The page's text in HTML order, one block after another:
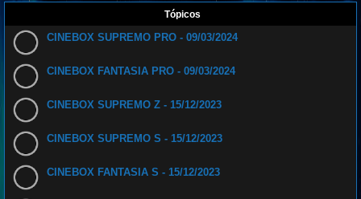
Tópicos
CINEBOX SUPREMO PRO - 09/03/2024
CINEBOX FANTASIA PRO - 09/03/2024
CINEBOX SUPREMO Z - 15/12/2023
CINEBOX SUPREMO S - 15/12/2023
CINEBOX FANTASIA S - 15/12/2023